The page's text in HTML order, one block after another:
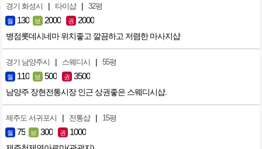
경기 화성시 | 타이샵 | 32평
월 130 보 2000 권 2000
병점롯데시네마 위치좋고 깔끔하고 저렴한 마사지샵
경기 남양주시 | 스웨디시 | 55평
월 110 보 500 권 3500
남양주 장현전통시장 인근 상권좋은 스웨디시샵.
제주도 서귀포시 | 전통샵 | 15평
월 75 보 300 권 1000